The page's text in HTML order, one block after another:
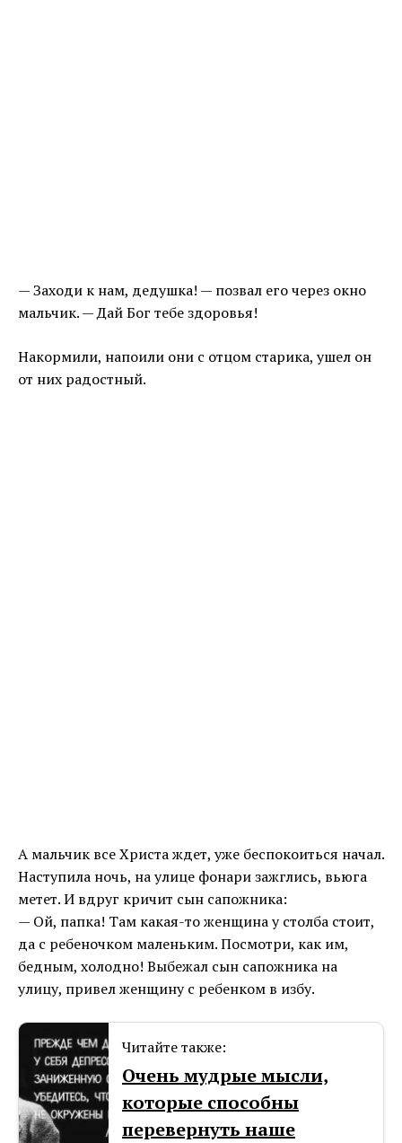
— Заходи к нам, дедушка! — позвал его через окно
мальчик. — Дай Бог тебе здоровья!
Накормили, напоили они с отцом старика, ушел он
от них радостный.
А мальчик все Христа ждет, уже беспокоиться начал.
Наступила ночь, на улице фонари зажглись, вьюга
метет. И вдруг кричит сын сапожника:
— Ой, папка! Там какая-то женщина у столба стоит,
да с ребеночком маленьким. Посмотри, как им,
бедным, холодно! Выбежал сын сапожника на
улицу, привел женщину с ребенком в избу.
Читайте также:
Очень мудрые мысли,
которые способны
перевернуть наше